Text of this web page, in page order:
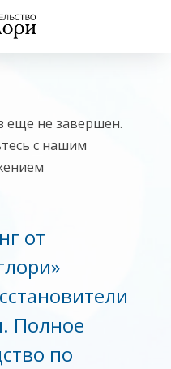
еще не завершен.
с нашим
от
Полное
по